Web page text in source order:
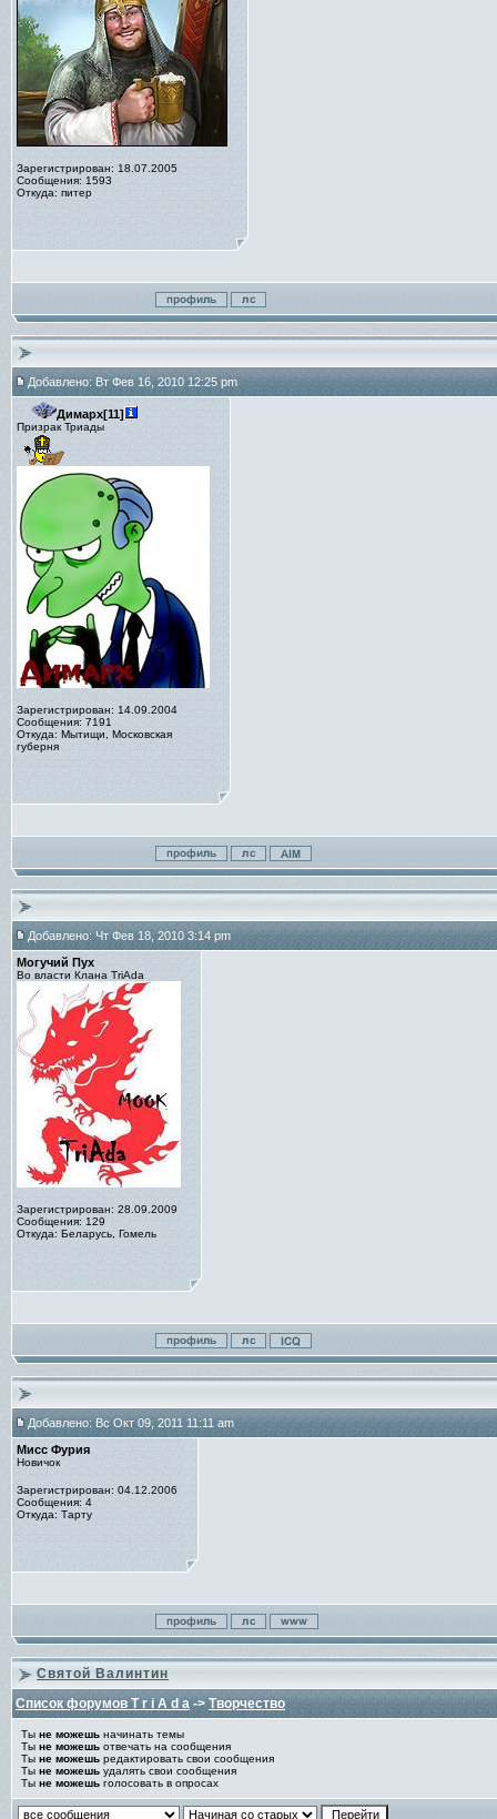
Зарегистрирован: 18.07.2005
Сообщения: 1593
Откуда: питер
Добавлено: Вт Фев 16, 2010 12:25 pm
Димарх[11]
Призрак Триады
Зарегистрирован: 14.09.2004
Сообщения: 7191
Откуда: Мытищи, Московская
губерня
Добавлено: Чт Фев 18, 2010 3:14 pm
Могучий Пух
Во власти Клана TriAda
Зарегистрирован: 28.09.2009
Сообщения: 129
Откуда: Беларусь, Гомель
Добавлено: Вс Окт 09, 2011 11:11 am
Мисс Фурия
Новичок
Зарегистрирован: 04.12.2006
Сообщения: 4
Откуда: Тарту
Святой Валинтин
Список форумов T r i A d a->Творчество
Ты не можешь начинать темы
Ты не можешь отвечать на сообщения
Ты не можешь редактировать свои сообщения
Ты не можешь удалять свои сообщения
Ты не можешь голосовать в опросах